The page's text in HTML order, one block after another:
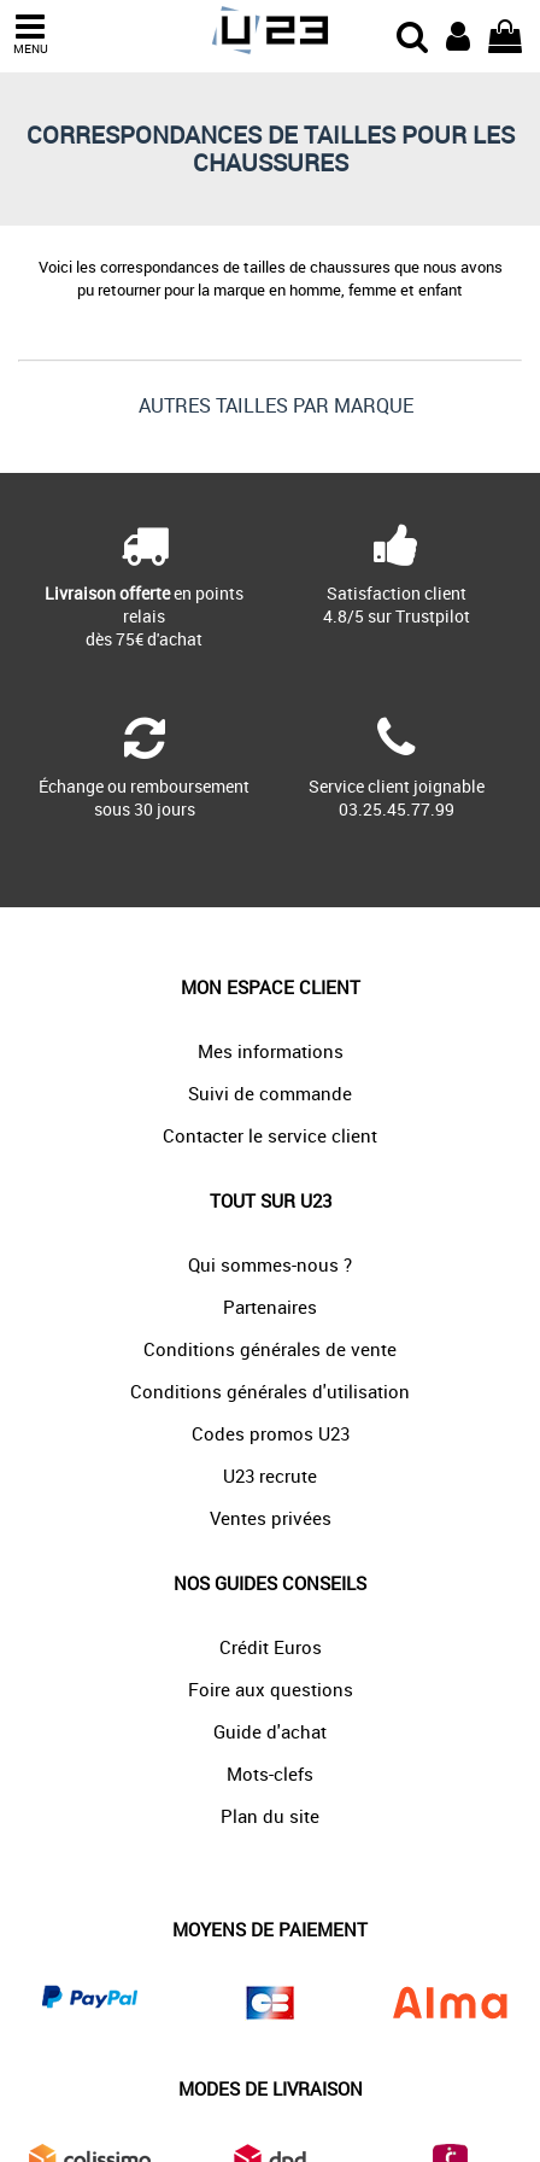
MENU
CORRESPONDANCES DE TAILLES POUR LES
CHAUSSURES
AUTRES TAILLES PAR MARQUE
Voici les correspondances de tailles de chaussures que nous avons
pu retourner pour la marque en homme, femme et enfant
Livraison offerteen points
relais
dès 75€ d'achat
Satisfaction client
4.8/5 sur Trustpilot
Échange ou remboursement
sous 30 jours
Service client joignable
03.25.45.77.99
MON ESPACE CLIENT
Mes informations
Suivi de commande
Contacter le service client
TOUT SUR U23
Qui sommes-nous ?
Partenaires
Conditions générales de vente
Conditions générales d'utilisation
Codes promos U23
U23 recrute
Ventes privées
NOS GUIDES CONSEILS
Crédit Euros
Foire aux questions
Guide d'achat
Mots-clefs
Plan du site
MOYENS DE PAIEMENT
MODES DE LIVRAISON